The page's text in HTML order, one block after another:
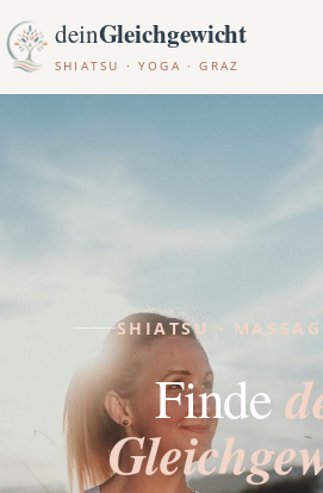
deinGleichgewicht
SHIATSU · YOGA · GRAZ
SHIATSU ·
Finde